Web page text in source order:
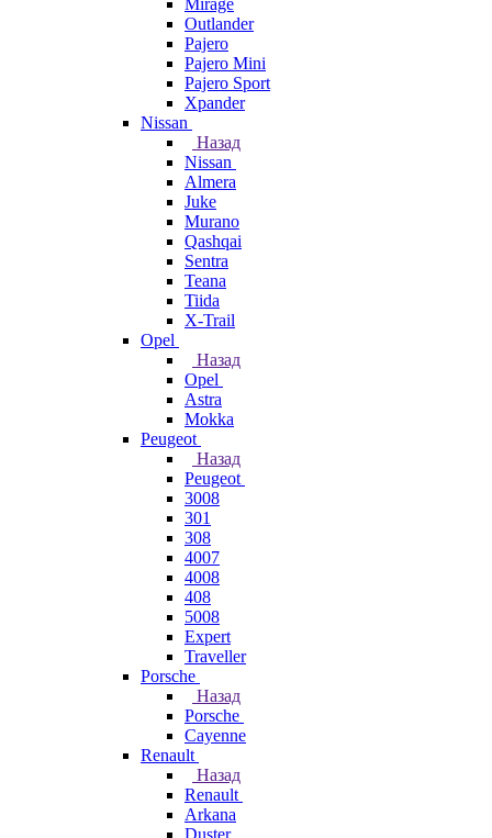
Mirage
Outlander
Pajero
Pajero Mini
Pajero Sport
Xpander
Nissan
Назад
Nissan
Almera
Juke
Murano
Qashqai
Sentra
Teana
Tiida
X-Trail
Opel
Назад
Opel
Astra
Mokka
Peugeot
Назад
Peugeot
3008
301
308
4007
4008
408
5008
Expert
Traveller
Porsche
Назад
Porsche
Cayenne
Renault
Назад
Renault
Arkana
Duster